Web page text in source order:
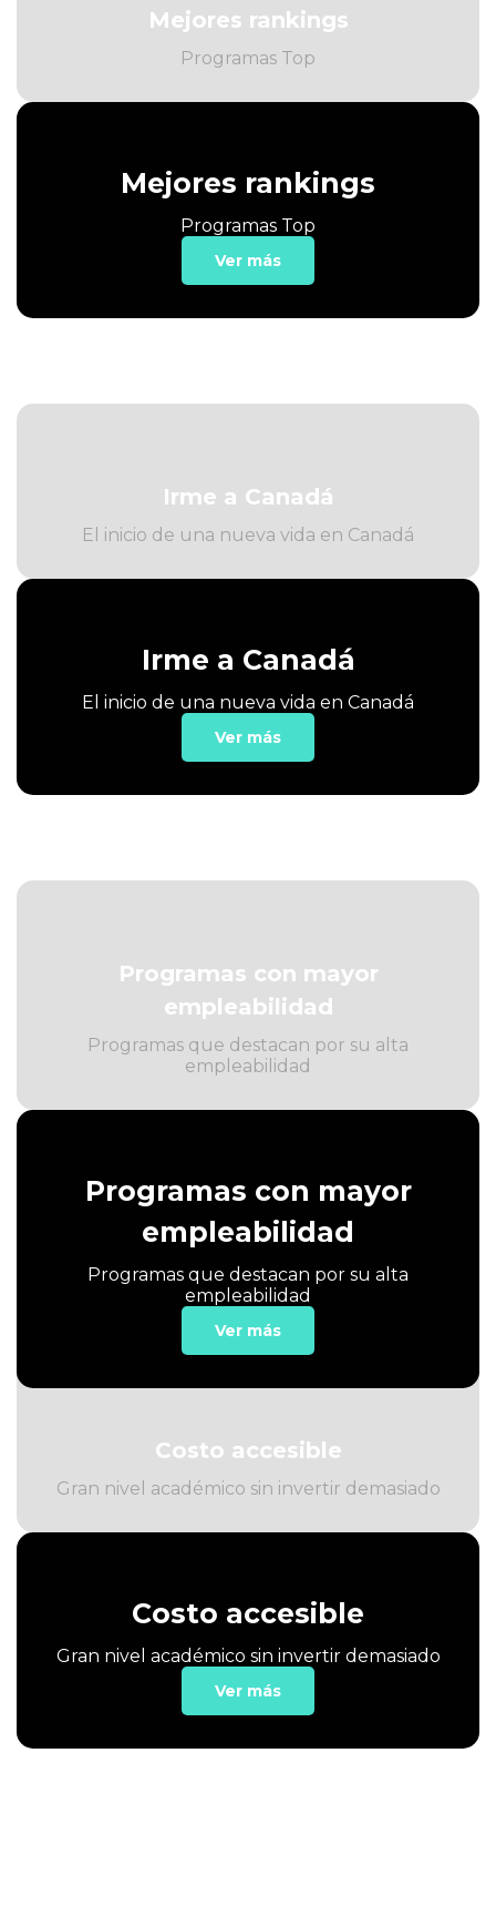
Mejores rankings
Programas Top
Mejores rankings
Programas Top
Ver más
Irme a Canadá
El inicio de una nueva vida en Canadá
Irme a Canadá
El inicio de una nueva vida en Canadá
Ver más
Programas con mayor
empleabilidad
Programas que destacan por su alta
empleabilidad
Programas con mayor
empleabilidad
Programas que destacan por su alta
empleabilidad
Ver más
Costo accesible
Gran nivel académico sin invertir demasiado
Costo accesible
Gran nivel académico sin invertir demasiado
Ver más